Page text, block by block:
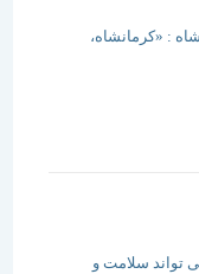
سلامت و